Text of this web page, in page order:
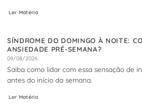
Ler Matéria
SÍNDROME DO DOMINGO À NOITE:
ANSIEDADE PRÉ-SEMANA?
09/08/2026
Saiba como lidar com essa sensação de
antes do início da semana.
Ler Matéria